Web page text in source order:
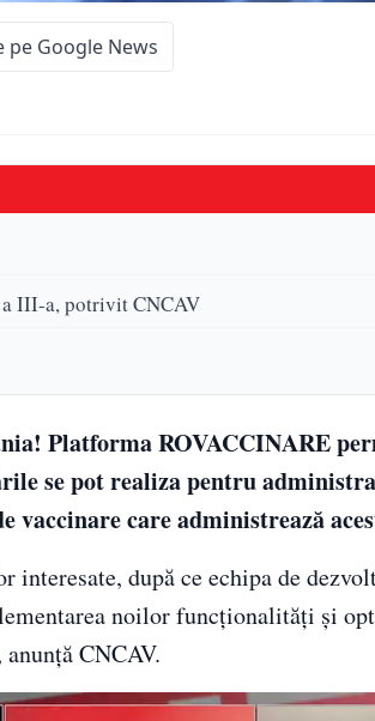
pe Google News
a III-a, potrivit CNCAV
Platforma ROVACCINARE
se pot realiza pentru
vaccinare care administrează
interesate, după ce echipa de
noilor funcționalități și
CNCAV.